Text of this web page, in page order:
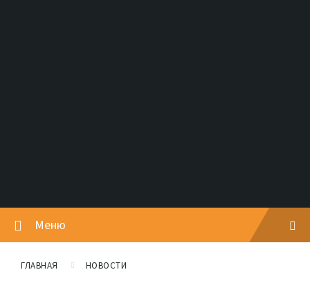
Меню
ГЛАВНАЯ НОВОСТИ